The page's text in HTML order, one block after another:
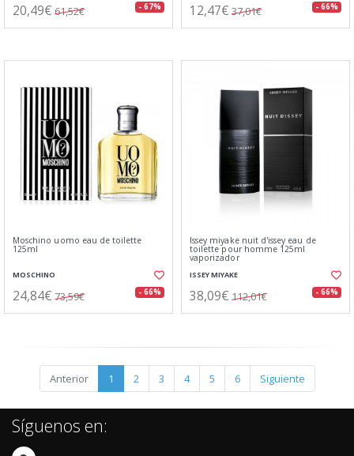
20,49€ 61,52€ - 67% 12,47€ 37,01€ - 66%
Moschino uomo eau de toilette
125ml
MOSCHINO
24,84€ 73,59€ - 66%
Issey miyake nuit d'issey eau de
toilette pour homme 125ml
vaporizador
ISSEY MIYAKE
38,09€ 112,01€ - 66%
Anterior 1 2 3 4 5 6 Siguiente
Síguenos en: